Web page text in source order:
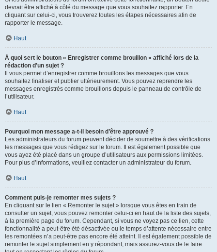
devrait être affiché à côté du message que vous souhaitez rapporter. En
cliquant sur celui-ci, vous trouverez toutes les étapes nécessaires afin de
rapporter le message.
Haut
À quoi sert le bouton « Enregistrer comme brouillon » affiché lors de la
rédaction d’un sujet ?
Il vous permet d’enregistrer comme brouillons les messages que vous
souhaitez finaliser et publier ultérieurement. Vous pouvez reprendre les
messages enregistrés comme brouillons depuis le panneau de contrôle de
l’utilisateur.
Haut
Pourquoi mon message a-t-il besoin d’être approuvé ?
Les administrateurs du forum peuvent décider de soumettre à des vérifications
les messages que vous rédigez sur le forum. Il est également possible que
vous ayez été placé dans un groupe d’utilisateurs aux permissions limitées.
Pour plus d’informations, veuillez contacter un administrateur du forum.
Haut
Comment puis-je remonter mes sujets ?
En cliquant sur le lien « Remonter le sujet » lorsque vous êtes en train de
consulter un sujet, vous pouvez remonter celui-ci en haut de la liste des sujets,
à la première page du forum. Cependant, si vous ne voyez pas ce lien, cette
fonctionnalité a peut-être été désactivée ou le temps d’attente nécessaire entre
les remontées n’a peut-être pas encore été atteint. Il est également possible de
remonter le sujet simplement en y répondant, mais assurez-vous de le faire